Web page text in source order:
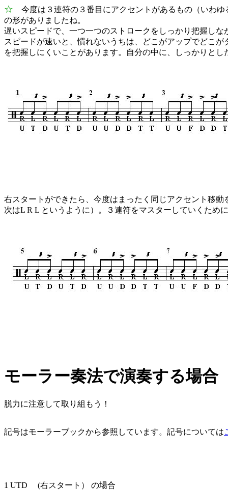
☆ 今度は３連符の３番目にアクセントがあるもの（いわ
の形がありましたね。
遅いスピードで、一つ一つのストロークをしっかり把握しな
スピードが速いと、慣れないうちは、どこがアップでどこ
を把握しにくいことがあります。自分の中に、しっかりと
右スタートができたら、今度はまったく同じアクセント移
次はL R L というように）。３連符をマスターしていくため
モーラー奏法で演奏する場合
脱力に注意して取り組もう！
記号はモーラーブックから参照しています。記号については
1 UTD (右スタート） の場合